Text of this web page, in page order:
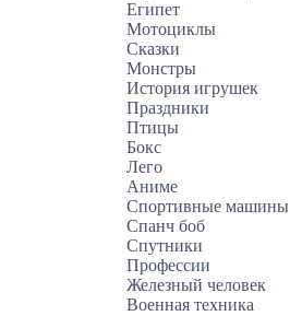
Египет
Мотоциклы
Сказки
Монстры
История игрушек
Праздники
Птицы
Бокс
Лего
Аниме
Спортивные машины
Спанч боб
Спутники
Профессии
Железный человек
Военная техника